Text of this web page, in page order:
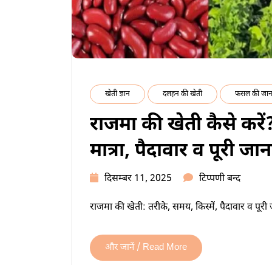
खेती ज्ञान दलहन की खेती फसल की
राजमा की खेती कैसे
मात्रा, पैदावार व पूरी
दिसम्बर 11, 2025 टिप्पणी बन्दराजमा
खेती
राजमा की खेती: तरीके, समय, किस्में, पैदावार व पूरी
और जानें / Read More